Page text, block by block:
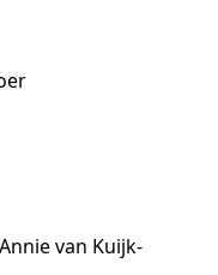
van Kuijk-